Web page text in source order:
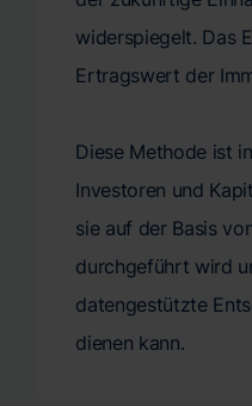
widerspiegelt. Das
Ertragswert der
Diese Methode ist
Investoren und
sie auf der Basis
durchgeführt wird
datengestützte
dienen kann.